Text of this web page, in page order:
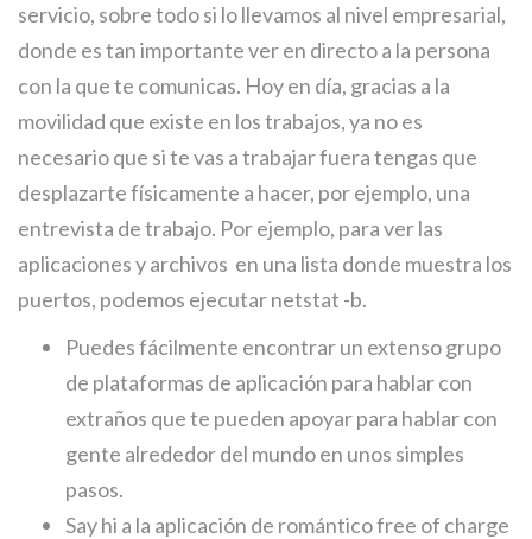
servicio, sobre todo si lo llevamos al nivel empresarial,
donde es tan importante ver en directo a la persona
con la que te comunicas. Hoy en día, gracias a la
movilidad que existe en los trabajos, ya no es
necesario que si te vas a trabajar fuera tengas que
desplazarte físicamente a hacer, por ejemplo, una
entrevista de trabajo. Por ejemplo, para ver las
aplicaciones y archivos en una lista donde muestra los
puertos, podemos ejecutar netstat -b.
Puedes fácilmente encontrar un extenso grupo
de plataformas de aplicación para hablar con
extraños que te pueden apoyar para hablar con
gente alrededor del mundo en unos simples
pasos.
Say hi a la aplicación de romántico free of charge